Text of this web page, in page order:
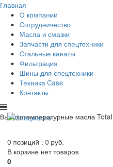
Главная
О компании
Сотрудничество
Масла и смазки
Запчасти для спецтехники
Стальные канаты
Фильтрация
Шины для спецтехники
Техника Case
Контакты
Высокотемпературные масла
0 позиций : 0 руб.
В корзине нет товаров
0